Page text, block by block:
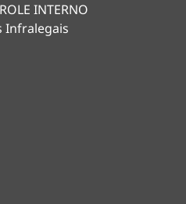
INTERNO
Infralegais